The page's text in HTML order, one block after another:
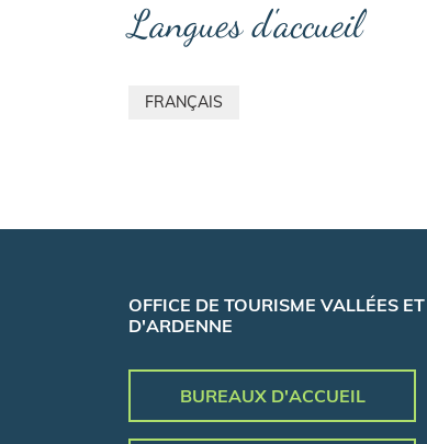
Langues d'accueil
FRANÇAIS
OFFICE DE TOURISME VALLÉES
D'ARDENNE
BUREAUX D'ACCUEIL